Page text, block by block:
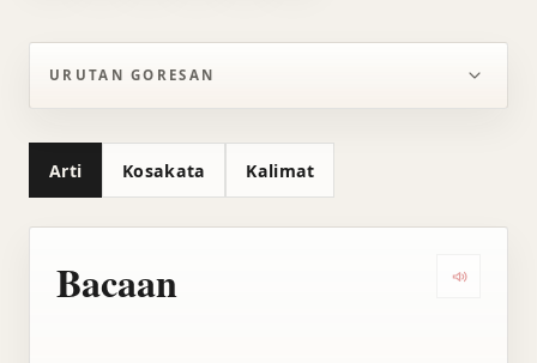
URUTAN GORESAN
Arti Kosakata Kalimat
Bacaan